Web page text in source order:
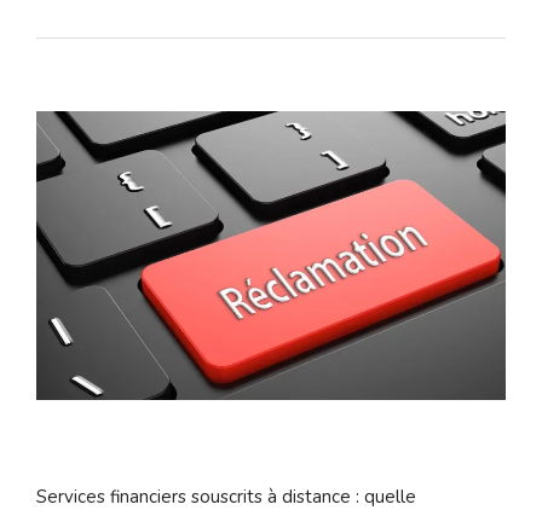
Services financiers souscrits à distance : quelle